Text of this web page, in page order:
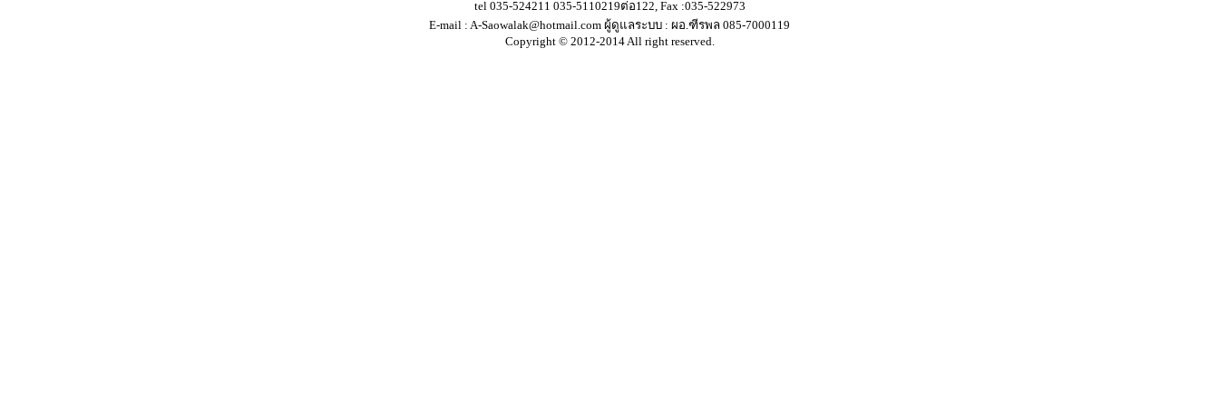
tel 035-524211 035-5110219ต่อ122, Fax :035-522973
E-mail : A-Saowalak@hotmail.com ผู้ดูแลระบบ : ผอ.ฑีรพล 085-7000119
Copyright © 2012-2014 All right reserved.